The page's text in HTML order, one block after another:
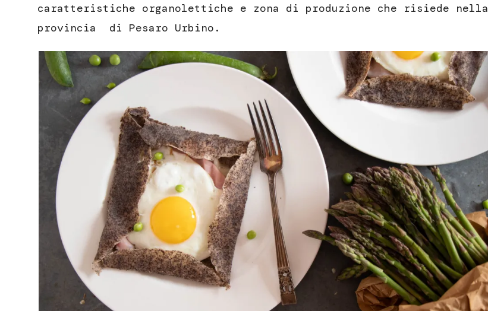
caratteristiche organolettiche e zona di produzione che risiede nella
provincia di Pesaro Urbino.